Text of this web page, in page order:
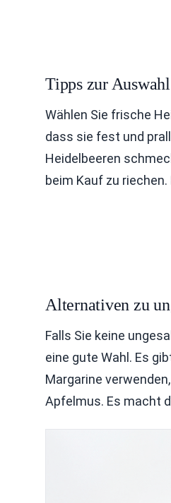
Tipps zur
Wählen Sie frische
dass sie fest und
Heidelbeeren
beim Kauf zu
Alternativen zu
Falls Sie keine
eine gute Wahl. Es
Margarine
Apfelmus. Es macht